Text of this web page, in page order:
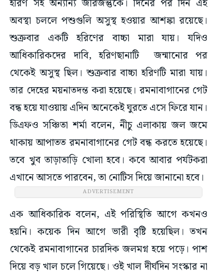
হরিণ সহ অন্যান্য জীরজন্তুকে। দিনের পর দিন এই
অবস্থা চললে পশুগুলি অসুস্থ হওয়ার আশঙ্কা রয়েছে।
শুক্রবার একটি হরিণের বাচ্চা মারা যায়। যদিও
আধিকারিকদের দাবি, হরিণছানাটি জন্মানোর পর
থেকেই অসুস্থ ছিল। শুক্রবার বাচ্চা হরিণটি মারা যায়।
তার দেহের ময়নাতদন্ত করা হয়েছে। রমনাবাগানের গেট
বন্ধ হয়ে যাওয়ায় এদিন অনেকেই ঘুরতে এসে ফিরে যান।
ডিএফও সঞ্চিতা শর্মা বলেন, নীচু এলাকায় জল জমে
থাকায় আপাতত রমনাবাগানের গেট বন্ধ করতে হয়েছে।
তবে খুব তাড়াতাড়ি খোলা হবে। কবে আবার পর্যটকরা
এখানে আসতে পারবেন, তা নোটিস দিয়ে জানানো হবে।
ADVERTISEMENT
এক আধিকারিক বলেন, এই পরিস্থিতি আগে কখনও
হয়নি। কয়েক দিন আগে ভারী বৃষ্টি হয়েছিল। তখন
থেকেই রমনাবাগানের চারদিক জলমগ্ন হয়ে পড়ে। পাশ
দিয়ে বড় খাল চলে গিয়েছে। ওই খাল দীর্ঘদিন সংস্কার না